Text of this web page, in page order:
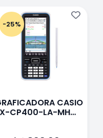
-25%
CASIO
CP400-LA-MH